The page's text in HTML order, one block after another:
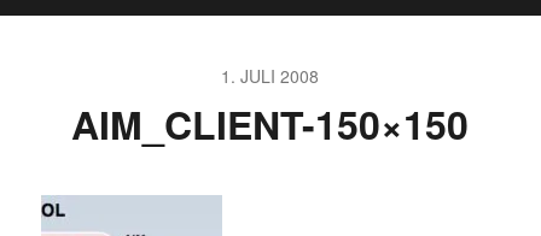
1. JULI 2008
AIM_CLIENT-150×150